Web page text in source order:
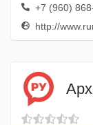
+7 (960)
http://